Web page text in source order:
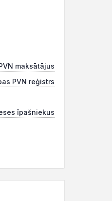
maksātājus
PVN reģistrs
īpašniekus